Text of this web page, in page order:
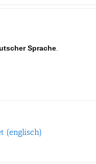
Sprache
(englisch)